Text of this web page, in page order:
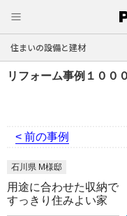
住まいの設備と建材
リフォーム事例１００
< 前の事例
石川県 M様邸
用途に合わせた収納で
すっきり住みよい家